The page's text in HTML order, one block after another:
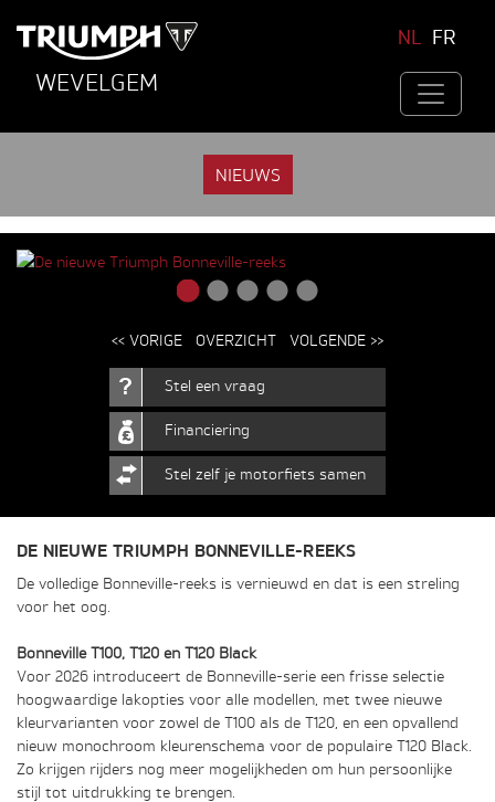
NL FR
WEVELGEM
NIEUWS
<< VORIGE OVERZICHT VOLGENDE >>
Stel een vraag
Financiering
Stel zelf je motorfiets samen
DE NIEUWE TRIUMPH BONNEVILLE-REEKS
De volledige Bonneville-reeks is vernieuwd en dat is een streling
voor het oog.
Bonneville T100, T120 en T120 Black
Voor 2026 introduceert de Bonneville-serie een frisse selectie
hoogwaardige lakopties voor alle modellen, met twee nieuwe
kleurvarianten voor zowel de T100 als de T120, en een opvallend
nieuw monochroom kleurenschema voor de populaire T120 Black.
Zo krijgen rijders nog meer mogelijkheden om hun persoonlijke
stijl tot uitdrukking te brengen.